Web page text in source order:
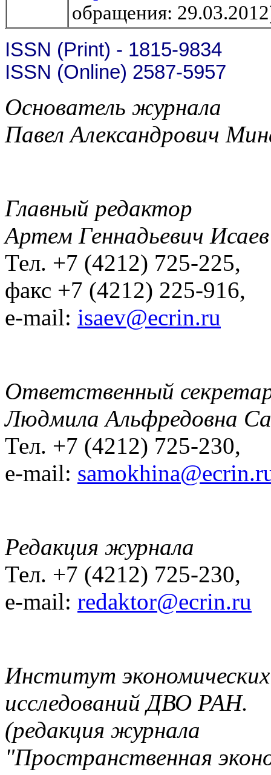
обращения:
ISSN (Print) - 1815-9834
ISSN (Online) 2587-5957
Основатель журнала
Павел Александрович
Главный редактор
Артем Геннадьевич Исаев
Тел. +7 (4212) 725-225,
факс +7 (4212) 225-916,
e-mail: isaev@ecrin.ru
Ответственный
Людмила Альфредовна
Тел. +7 (4212) 725-230,
e-mail:
Редакция журнала
Тел. +7 (4212) 725-230,
e-mail: redaktor@ecrin.ru
Институт экономических
исследований ДВО РАН.
(редакция журнала
"Пространственная